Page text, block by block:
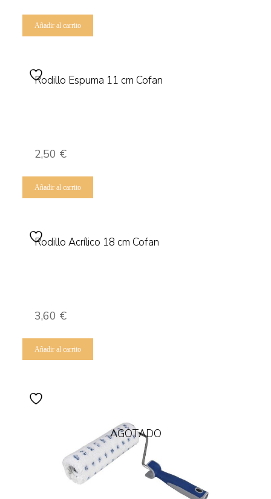
Añadir al carrito
Rodillo Espuma 11 cm Cofan
2,50 €
Añadir al carrito
Rodillo Acrílico 18 cm Cofan
3,60 €
Añadir al carrito
AGOTADO